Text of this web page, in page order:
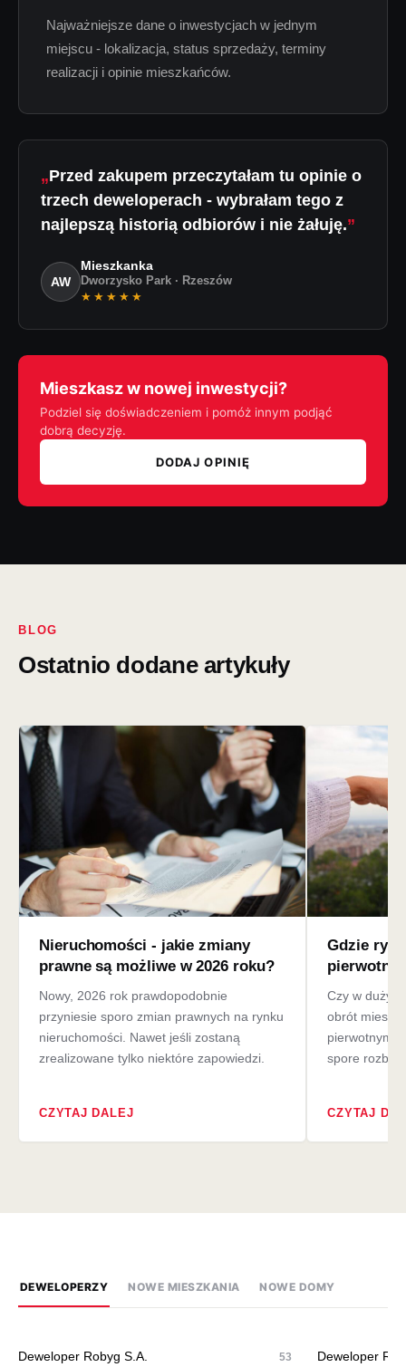
Najważniejsze dane o inwestycjach w jednym
miejscu - lokalizacja, status sprzedaży, terminy
realizacji i opinie mieszkańców.
Przed zakupem przeczytałam tu opinie o
trzech deweloperach - wybrałam tego z
najlepszą historią odbiorów i nie żałuję.
AW
Mieszkanka
Dworzysko Park · Rzeszów
★★★★★
Mieszkasz w nowej inwestycji?
Podziel się doświadczeniem i pomóż innym podjąć
dobrą decyzję.
DODAJ OPINIĘ
BLOG
Ostatnio dodane artykuły
Nieruchomości - jakie zmiany
prawne są możliwe w 2026 roku?
Nowy, 2026 rok prawdopodobnie
przyniesie sporo zmian prawnych na rynku
nieruchomości. Nawet jeśli zostaną
zrealizowane tylko niektóre zapowiedzi.
CZYTAJ DALEJ
Gdzie
Czy w
obrót
pierwotnym?
spore
CZYTAJ
DEWELOPERZY NOWE MIESZKANIA NOWE DOMY
Deweloper Robyg S.A. 53 Deweloper